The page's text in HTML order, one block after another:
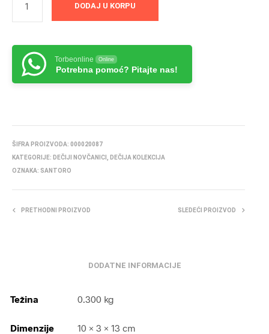
DODAJ U KORPU
Torbeonline Online
Potrebna pomoć? Pitajte nas!
ŠIFRA PROIZVODA: 000020087
KATEGORIJE: DEČIJI NOVČANICI
DEČIJA KOLEKCIJA
OZNAKA: SANTORO
PRETHODNI PROIZVOD SLEDEĆI PROIZVOD
DODATNE INFORMACIJE
Težina 0.300 kg
Dimenzije 10 × 3 × 13 cm